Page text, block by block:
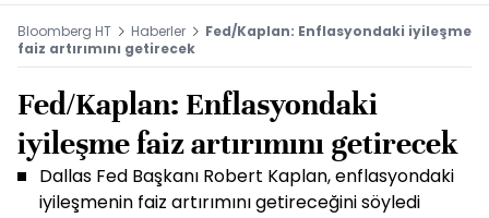
Bloomberg HT Haberler
Fed/Kaplan: Enflasyondaki iyileşme
faiz artırımını getirecek
Fed/Kaplan: Enflasyondaki
iyileşme faiz artırımını getirecek
Dallas Fed Başkanı Robert Kaplan, enflasyondaki
iyileşmenin faiz artırımını getireceğini söyledi